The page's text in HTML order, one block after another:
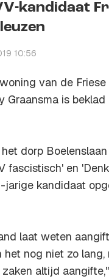
kandidaat
10:56
van de Friese
Graansma is beklad
dorp
fascistisch' en
jarige kandidaat
laat weten
het nog niet zo
altijd